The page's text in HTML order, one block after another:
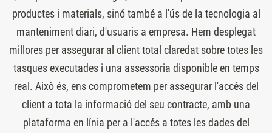
productes i materials, sinó també a l'ús de la tecnologia al
manteniment diari, d'usuaris a empresa. Hem desplegat
millores per assegurar al client total claredat sobre totes les
tasques executades i una assessoria disponible en temps
real. Això és, ens comprometem per assegurar l'accés del
client a tota la informació del seu contracte, amb una
plataforma en línia per a l'accés a totes les dades del